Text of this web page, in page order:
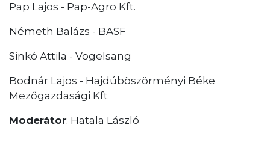
Pap Lajos - Pap-Agro Kft.
Németh Balázs - BASF
Sinkó Attila - Vogelsang
Bodnár Lajos - Hajdúböszörményi Béke
Mezőgazdasági Kft
Moderátor: Hatala László